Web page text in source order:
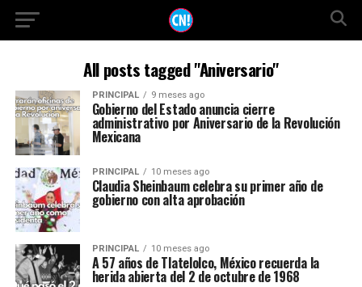
All posts tagged "Aniversario"
PRINCIPAL 9 meses ago
Gobierno del Estado anuncia cierre
administrativo por Aniversario de la Revolución
Mexicana
PRINCIPAL 10 meses ago
Claudia Sheinbaum celebra su primer año de
gobierno con alta aprobación
PRINCIPAL 10 meses ago
A 57 años de Tlatelolco, México recuerda la
herida abierta del 2 de octubre de 1968